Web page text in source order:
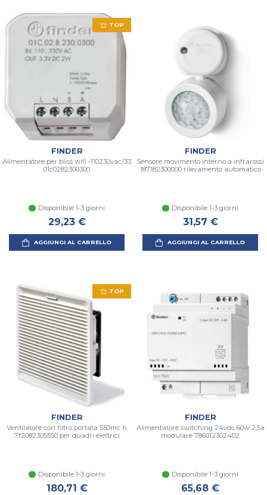
TOP
FINDER
Alimentatore per bliss wifi -110230vac/33
01c0282300300
Disponibile 1-3 giorni
29,23 €
AGGIUNGI AL CARRELLO
FINDER
Sensore movimento interno a infrarossi
187182300000 rilevamento automatico
Disponibile 1-3 giorni
31,57 €
AGGIUNGI AL CARRELLO
TOP
FINDER
Ventilatore con filtro portata 550mc h
7f2082305550 per quadri elettrici
Disponibile 1-3 giorni
180,71 €
FINDER
Alimentatore switching 24vdc 60w 2,5a
modulare 786012302402
Disponibile 1-3 giorni
65,68 €